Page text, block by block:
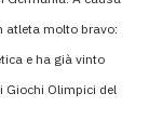
atleta molto bravo:
e ha già vinto
Giochi Olimpici del